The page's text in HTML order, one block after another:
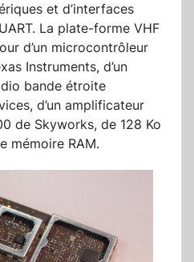
et d’interfaces
La plate-forme VHF
d’un microcontrôleur
Instruments, d’un
bande étroite
d’un amplificateur
de Skyworks, de 128 Ko
mémoire RAM.